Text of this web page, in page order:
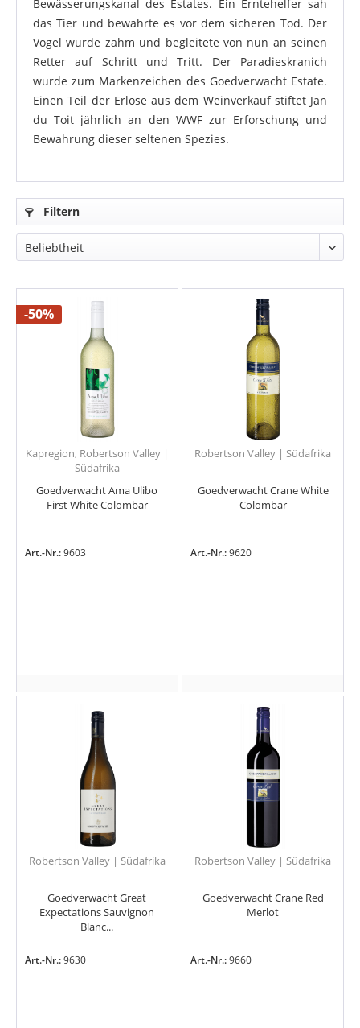
Bewässerungskanal des Estates. Ein Erntehelfer sah
das Tier und bewahrte es vor dem sicheren Tod. Der
Vogel wurde zahm und begleitete von nun an seinen
Retter auf Schritt und Tritt. Der Paradieskranich
wurde zum Markenzeichen des Goedverwacht Estate.
Einen Teil der Erlöse aus dem Weinverkauf stiftet Jan
du Toit jährlich an den WWF zur Erforschung und
Bewahrung dieser seltenen Spezies.
Filtern
-50%
Kapregion, Robertson Valley |
Südafrika
Goedverwacht Ama Ulibo
First White Colombar
Art.-Nr.:9603
Robertson Valley | Südafrika
Goedverwacht Crane White
Colombar
Art.-Nr.:9620
Robertson Valley | Südafrika
Goedverwacht Great
Expectations Sauvignon
Blanc...
Art.-Nr.:9630
Robertson Valley | Südafrika
Goedverwacht Crane Red
Merlot
Art.-Nr.:9660